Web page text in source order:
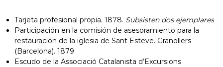
Tarjeta profesional propia. 1878. Subsisten dos ejemplares
Participación en la comisión de asesoramiento para la
restauración de la iglesia de Sant Esteve. Granollers
(Barcelona). 1879
Escudo de la Associació Catalanista d’Excursions